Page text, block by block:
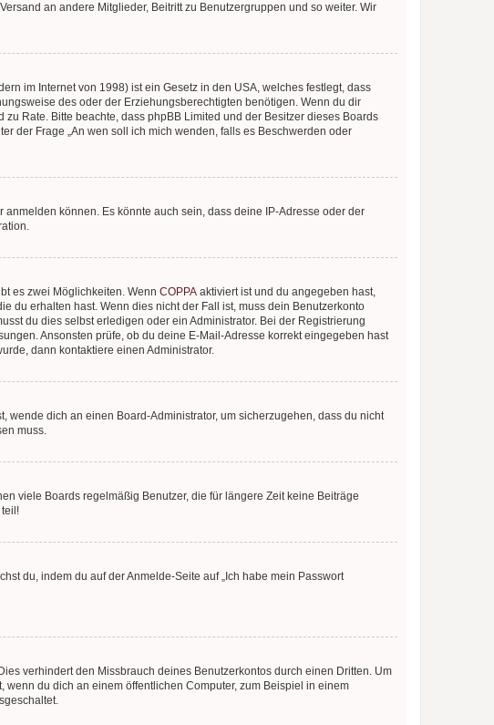
an andere Mitglieder, Beitritt zu Benutzergruppen und so weiter. Wir
im Internet von 1998) ist ein Gesetz in den USA, welches festlegt, dass
des oder der Erziehungsberechtigten benötigen. Wenn du dir
Rate. Bitte beachte, dass phpBB Limited und der Besitzer dieses Boards
der Frage „An wen soll ich mich wenden, falls es Beschwerden oder
können. Es könnte auch sein, dass deine IP-Adresse oder der
es zwei Möglichkeiten. Wenn COPPA aktiviert ist und du angegeben hast,
du erhalten hast. Wenn dies nicht der Fall ist, muss dein Benutzerkonto
du dies selbst erledigen oder ein Administrator. Bei der Registrierung
Ansonsten prüfe, ob du deine E-Mail-Adresse korrekt eingegeben hast
dann kontaktiere einen Administrator.
wende dich an einen Board-Administrator, um sicherzugehen, dass du nicht
muss.
viele Boards regelmäßig Benutzer, die für längere Zeit keine Beiträge
du, indem du auf der Anmelde-Seite auf „Ich habe mein Passwort
verhindert den Missbrauch deines Benutzerkontos durch einen Dritten. Um
du dich an einem öffentlichen Computer, zum Beispiel in einem